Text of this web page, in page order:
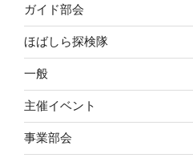
ガイド部会
ほばしら探検隊
一般
主催イベント
事業部会